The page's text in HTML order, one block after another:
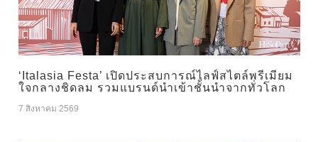
‘Italasia Festa’ เปิดประสบการณ์ไลฟ์สไตล์พรีเมียม
ใจกลางชิดลม รวมแบรนด์นำเข้าชั้นนำจากทั่วโลก
7 สิงหาคม 2569